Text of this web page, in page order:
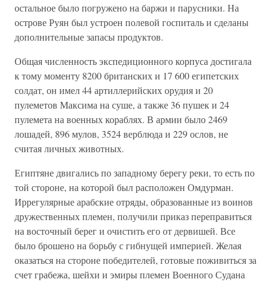
остальное было погружено на баржи и парусники. На
острове Руян был устроен полевой госпиталь и сделаны
дополнительные запасы продуктов.
Общая численность экспедиционного корпуса достигала
к тому моменту 8200 британских и 17 600 египетских
солдат, он имел 44 артиллерийских орудия и 20
пулеметов Максима на суше, а также 36 пушек и 24
пулемета на военных кораблях. В армии было 2469
лошадей, 896 мулов, 3524 верблюда и 229 ослов, не
считая личных животных.
Египтяне двигались по западному берегу реки, то есть по
той стороне, на которой был расположен Омдурман.
Иррегулярные арабские отряды, образованные из воинов
дружественных племен, получили приказ переправиться
на восточный берег и очистить его от дервишей. Все
было брошено на борьбу с гибнущей империей. Желая
оказаться на стороне победителей, готовые поживиться за
счет грабежа, шейхи и эмиры племен Военного Судана